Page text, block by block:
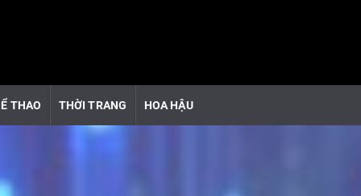
THAO THỜI TRANG HOA HẬU